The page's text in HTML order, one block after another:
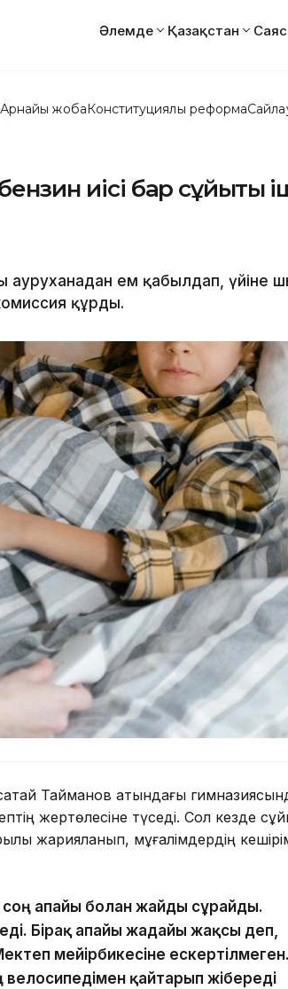
Әлемде Қазақстан
Арнайы жобаКонституциялық реформа
иісі бар сұйықтық
ауруханадан ем қабылдап, үйіне
құрды.
Тайманов атындағы
жертөлесіне түседі. Сол кезде
жарияланып, мұғалімдердің
апайы болған жайды сұрайды.
Бірақ апайы жағдайы жақсы деп,
мейірбикесіне ескертілмеген.
велосипедімен қайтарып жібереді